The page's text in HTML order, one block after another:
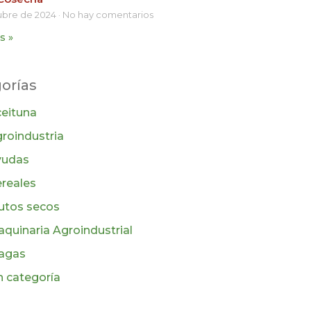
de 2024 No hay comentarios
»
secos
Agroindustrial
categoría